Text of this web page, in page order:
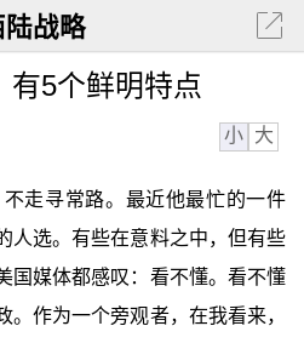
陆战略
有5个鲜明特点
小 大
走寻常路。最近他最忙的一件
人选。有些在意料之中，但有些
国媒体都感叹：看不懂。看不懂
作为一个旁观者，在我看来，